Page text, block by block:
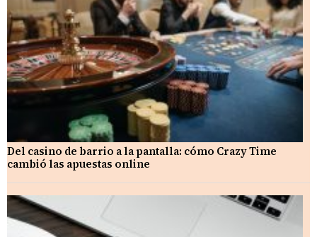
Del casino de barrio a la pantalla: cómo Crazy Time
cambió las apuestas online